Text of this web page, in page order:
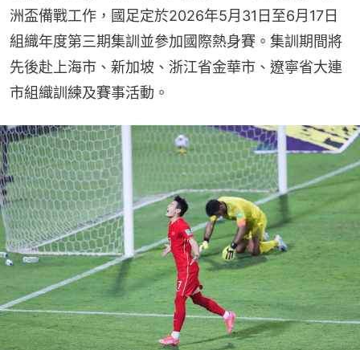
洲盃備戰工作，國足定於2026年5月31日至6月17日
組織年度第三期集訓並參加國際熱身賽。集訓期間將
先後赴上海市、新加坡、浙江省金華市、遼寧省大連
市組織訓練及賽事活動。